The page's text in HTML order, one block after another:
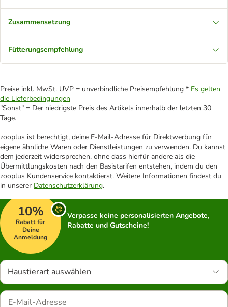
Zusammensetzung
Fütterungsempfehlung
Preise inkl. MwSt. UVP = unverbindliche Preisempfehlung * Es gelten
die Lieferbedingungen
"Sonst" = Der niedrigste Preis des Artikels innerhalb der letzten 30
Tage.
zooplus ist berechtigt, deine E-Mail-Adresse für Direktwerbung für
eigene ähnliche Waren oder Dienstleistungen zu verwenden. Du kannst
dem jederzeit widersprechen, ohne dass hierfür andere als die
Übermittlungskosten nach den Basistarifen entstehen, indem du den
zooplus Kundenservice kontaktierst. Weitere Informationen findest du
in unserer Datenschutzerklärung.
10%
Rabatt für
Deine
Anmeldung
Verpasse keine personalisierten Angebote,
Rabatte und Gutscheine!
Haustierart auswählen